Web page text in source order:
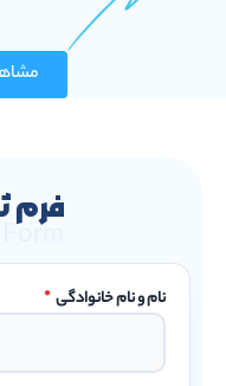
فرم
نام و نام خانوادگی *